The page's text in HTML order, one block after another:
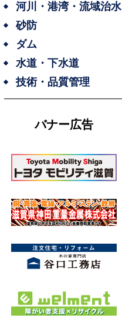
河川・港湾・流域治水
砂防
ダム
水道・下水道
技術・品質管理
バナー広告